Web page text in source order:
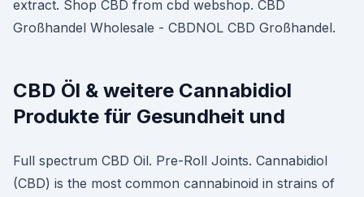
extract. Shop CBD from cbd webshop. CBD
Großhandel Wholesale - CBDNOL CBD Großhandel.
CBD Öl & weitere Cannabidiol
Produkte für Gesundheit und
Full spectrum CBD Oil. Pre-Roll Joints. Cannabidiol
(CBD) is the most common cannabinoid in strains of